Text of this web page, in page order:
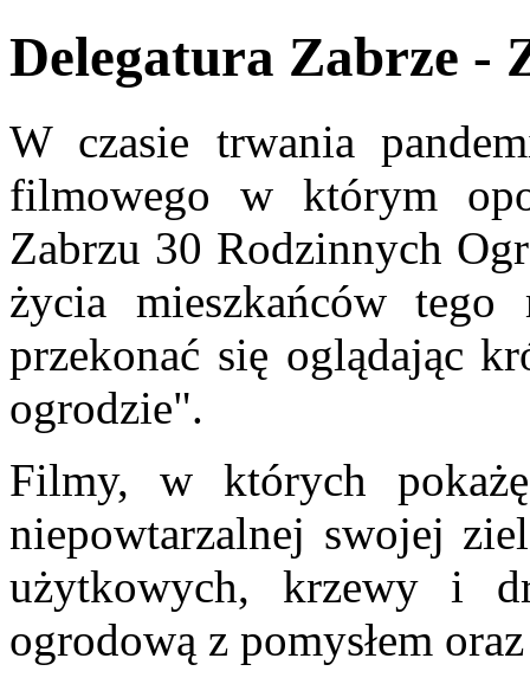
Delegatura Zabrze -
W czasie trwania
filmowego w którym
Zabrzu 30 Rodzinnych
życia mieszkańców
przekonać się oglądając
ogrodzie".
Filmy, w których
niepowtarzalnej swojej
użytkowych, krzewy i
ogrodową z pomysłem